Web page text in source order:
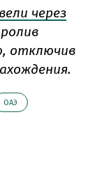
через
отключив
ОАЭ